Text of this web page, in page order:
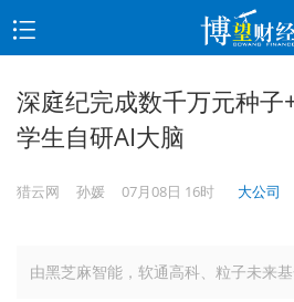
深庭纪完成数千万元种子
学生自研AI大脑
猎云网 孙媛 07月08日 16时 大公司
由黑芝麻智能，软通高科、粒子未来基